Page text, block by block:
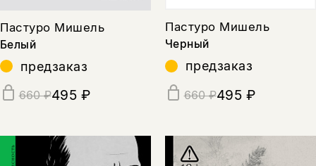
Пастуро Мишель
Белый
предзаказ
660 ₽495 ₽
Пастуро Мишель
Черный
предзаказ
660 ₽495 ₽